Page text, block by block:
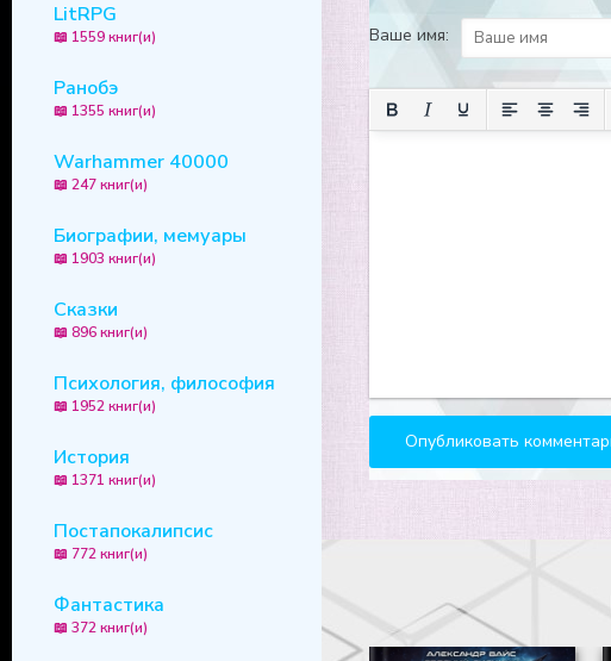
LitRPG
📖 1559 книг(и)
Ранобэ
📖 1355 книг(и)
Warhammer 40000
📖 247 книг(и)
Биографии, мемуары
📖 1903 книг(и)
Сказки
📖 896 книг(и)
Психология, философия
📖 1952 книг(и)
История
📖 1371 книг(и)
Постапокалипсис
📖 772 книг(и)
Фантастика
📖 372 книг(и)
Ваше имя: